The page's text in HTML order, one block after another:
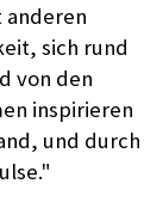
anderen
sich rund
von den
inspirieren
und durch